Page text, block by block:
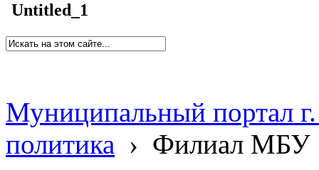
Untitled_1
Муниципальный портал
политика › Филиал МБУ